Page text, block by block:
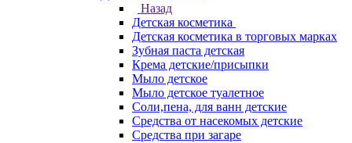
Назад
Детская косметика
Детская косметика в торговых марках
Зубная паста детская
Крема детские/присыпки
Мыло детское
Мыло детское туалетное
Соли,пена, для ванн детские
Средства от насекомых детские
Средства при загаре